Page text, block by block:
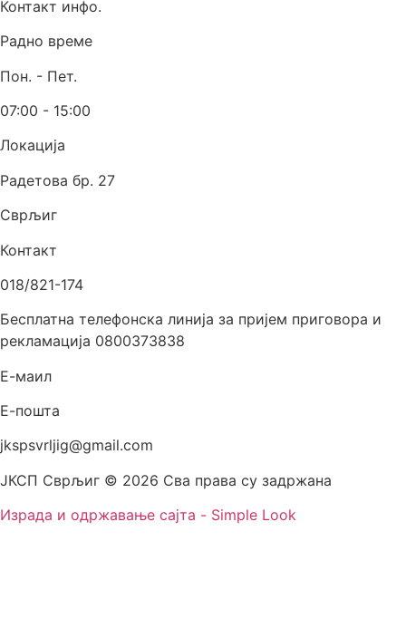
Контакт инфо.
Радно време
Пон. - Пет.
07:00 - 15:00
Локација
Радетова бр. 27
Сврљиг
Контакт
018/821-174
Бесплатна телефонска линија за пријем приговора и
рекламација 0800373838
Е-маил
Е-пошта
jkspsvrljig@gmail.com
ЈКСП Сврљиг © 2026 Сва права су задржана
Израда и одржавање сајта - Simple Look